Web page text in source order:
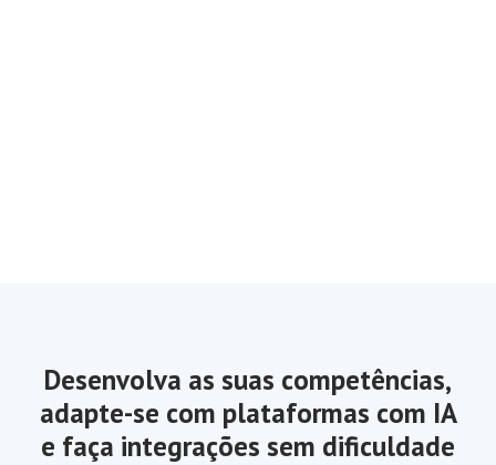
Desenvolva as suas competências,
adapte-se com plataformas com IA
e faça integrações sem dificuldade